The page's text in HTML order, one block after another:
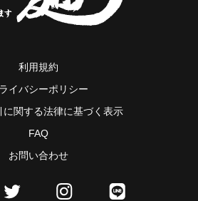
利用規約
イバシーポリシー
に関する法律に基づく表示
FAQ
お問い合わせ